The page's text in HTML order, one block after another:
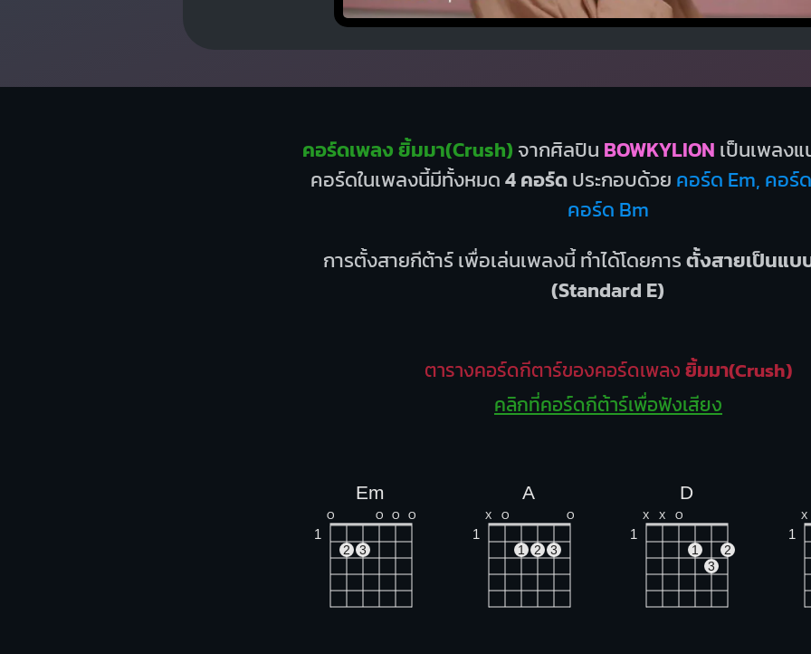
คอร์ดเพลง ยิ้มมา(Crush) จากศิลปิน BOWKYLION เป็นเพลงแ
คอร์ดในเพลงนี้มีทั้งหมด4 คอร์ดประกอบด้วย คอร์ด Em, คอร์
คอร์ด Bm
การตั้งสายกีต้าร์ เพื่อเล่นเพลงนี้ ทำได้โดยการตั้งสายเป็นแบ
(Standard E)
ตารางคอร์ดกีตาร์ของคอร์ดเพลงยิ้มมา(Crush)
คลิกที่คอร์ดกีต้าร์เพื่อฟังเสียง
Em
O O O O
1
2 3
A
X O O
1
1 2 3
D
X X O
1
1
2
3
X
1